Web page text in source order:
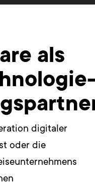
als
digitaler
oder die